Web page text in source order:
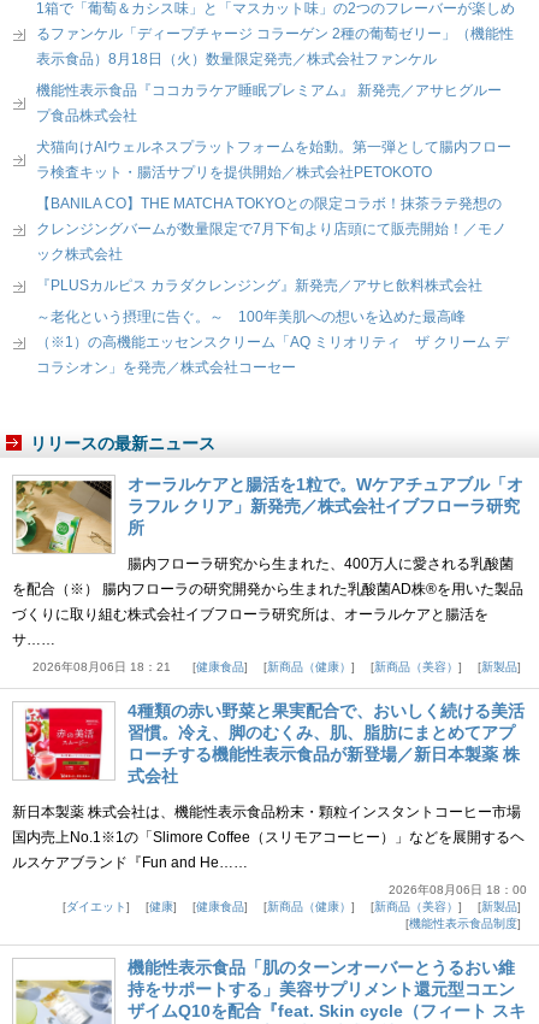
1箱で「葡萄＆カシス味」と「マスカット味」の2つのフレーバーが楽しめ
るファンケル「ディープチャージ コラーゲン 2種の葡萄ゼリー」（機能性
表示食品）8月18日（火）数量限定発売／株式会社ファンケル
機能性表示食品『ココカラケア睡眠プレミアム』 新発売／アサヒグルー
プ食品株式会社
犬猫向けAIウェルネスプラットフォームを始動。第一弾として腸内フロー
ラ検査キット・腸活サプリを提供開始／株式会社PETOKOTO
【BANILA CO】THE MATCHA TOKYOとの限定コラボ！抹茶ラテ発想の
クレンジングバームが数量限定で7月下旬より店頭にて販売開始！／モノ
ック株式会社
『PLUSカルピス カラダクレンジング』新発売／アサヒ飲料株式会社
～老化という摂理に告ぐ。～ 100年美肌への想いを込めた最高峰
（※1）の高機能エッセンスクリーム「AQ ミリオリティ ザ クリーム デ
コラシオン」を発売／株式会社コーセー
リリースの最新ニュース
オーラルケアと腸活を1粒で。Wケアチュアブル「オ
ラフル クリア」新発売／株式会社イブフローラ研究
所
腸内フローラ研究から生まれた、400万人に愛される乳酸菌
を配合（※） 腸内フローラの研究開発から生まれた乳酸菌AD株®を用いた製品
づくりに取り組む株式会社イブフローラ研究所は、オーラルケアと腸活を
サ……
2026年08月06日 18：21 健康食品 新商品（健康） 新商品（美容） 新製品
4種類の赤い野菜と果実配合で、おいしく続ける美活
習慣。冷え、脚のむくみ、肌、脂肪にまとめてアプ
ローチする機能性表示食品が新登場／新日本製薬 株
式会社
新日本製薬 株式会社は、機能性表示食品粉末・顆粒インスタントコーヒー市場
国内売上No.1※1の「Slimore Coffee（スリモアコーヒー）」などを展開するヘ
ルスケアブランド『Fun and He……
2026年08月06日 18：00
ダイエット
健康 健康食品 新商品（健康） 新商品（美容）
新製品
機能性表示食品制度
機能性表示食品「肌のターンオーバーとうるおい維
持をサポートする」美容サプリメント還元型コエン
ザイムQ10を配合『feat. Skin cycle（フィート スキ